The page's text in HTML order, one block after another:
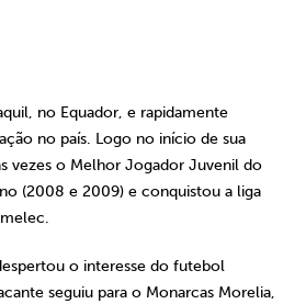
no Equador, e rapidamente
no país. Logo no início de sua
vezes o Melhor Jogador Juvenil do
(2008 e 2009) e conquistou a liga
o interesse do futebol
seguiu para o Monarcas Morelia,